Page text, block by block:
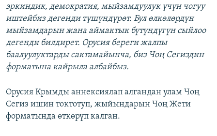
ЭЕ/АРнун бардык сайттары
эркиндик, демократия, мыйзамдуулук үчүн чогуу
иштейбиз дегенди түшүндүрөт. Бул өлкөлөрдүн
мыйзамдарын жана аймактык бүтүндүгүн сыйлоо
дегенди билдирет. Орусия береги жалпы
баалуулуктарды сактамайынча, биз Чоң Сегиздин
форматына кайрыла албайбыз.
Орусия Крымды аннексиялап алгандан улам Чоң
Сегиз ишин токтотуп, жыйындарын Чоң Жети
форматында өткөрүп калган.